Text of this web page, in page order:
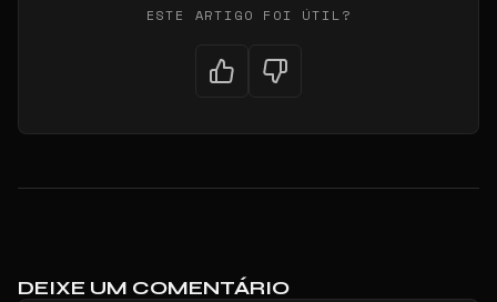
ESTE ARTIGO FOI ÚTIL?
DEIXE UM COMENTÁRIO